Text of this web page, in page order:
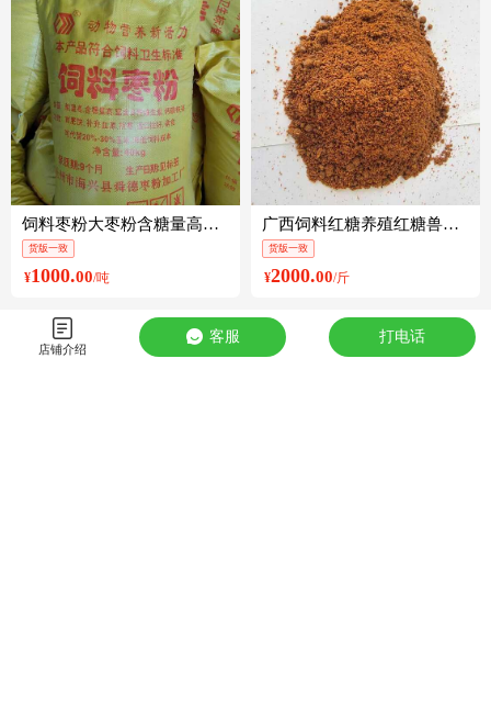
饲料枣粉大枣粉含糖量高适口性好
货版一致
¥1000.00/吨
广西饲料红糖养殖红糖兽用红糖
货版一致
¥2000.00/斤
店铺介绍
客服 打电话